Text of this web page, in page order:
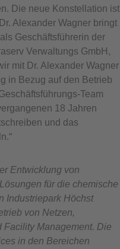
Die neue Konstellation ist
Alexander Wagner bringt
Geschäftsführerin der
Verwaltungs GmbH,
mit Dr. Alexander Wagner
in Bezug auf den Betrieb
Team
18 Jahren
und das
Entwicklung von
für die chemische
Industriepark Höchst
von Netzen,
Facility Management. Die
in den Bereichen